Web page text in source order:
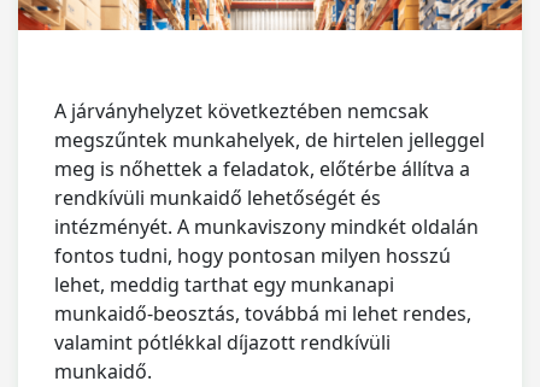
A járványhelyzet következtében nemcsak
megszűntek munkahelyek, de hirtelen jelleggel
meg is nőhettek a feladatok, előtérbe állítva a
rendkívüli munkaidő lehetőségét és
intézményét. A munkaviszony mindkét oldalán
fontos tudni, hogy pontosan milyen hosszú
lehet, meddig tarthat egy munkanapi
munkaidő-beosztás, továbbá mi lehet rendes,
valamint pótlékkal díjazott rendkívüli
munkaidő.